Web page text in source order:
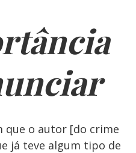
que o autor [do crime
já teve algum tipo de